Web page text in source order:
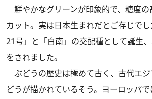
鮮やかなグリーンが印象的で、糖度の
カット。実は日本生まれだとご存じで
21号」と「白南」の交配種として誕生
をされました。
ぶどうの歴史は極めて古く、古代エ
どうが描かれているそう。ヨーロッパ